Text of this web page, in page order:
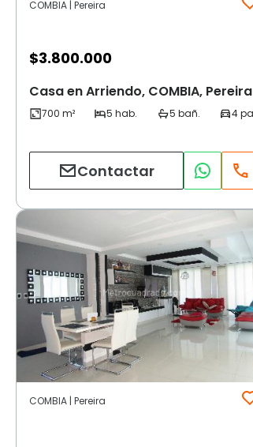
COMBIA | Pereira
$3.800.000
Casa en Arriendo, COMBIA, Pereira
Contactar
COMBIA | Pereira